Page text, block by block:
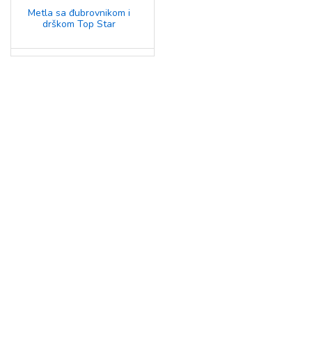
Metla sa đubrovnikom i
drškom Top Star